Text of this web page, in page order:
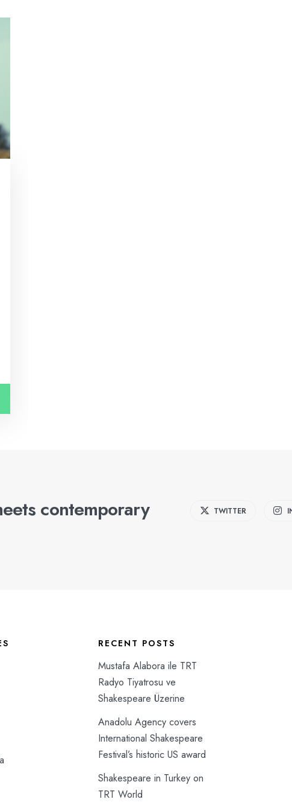
contemporary
TWITTER
RECENT POSTS
Mustafa Alabora ile TRT
Radyo Tiyatrosu ve
Shakespeare Üzerine
Anadolu Agency covers
International Shakespeare
Festival’s historic US award
Shakespeare in Turkey on
TRT World